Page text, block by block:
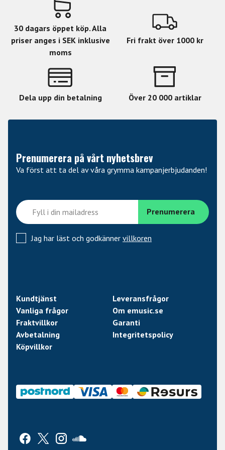
30 dagars öppet köp. Alla
priser anges i SEK inklusive
moms
Fri frakt över 1000 kr
Dela upp din betalning Över 20 000 artiklar
Prenumerera på vårt nyhetsbrev
Va först att ta del av våra grymma kampanjerbjudanden!
Jag har läst och godkänner villkoren
Kundtjänst
Leveransfrågor
Vanliga frågor
Om emusic.se
Fraktvillkor
Garanti
Avbetalning
Integritetspolicy
Köpvillkor